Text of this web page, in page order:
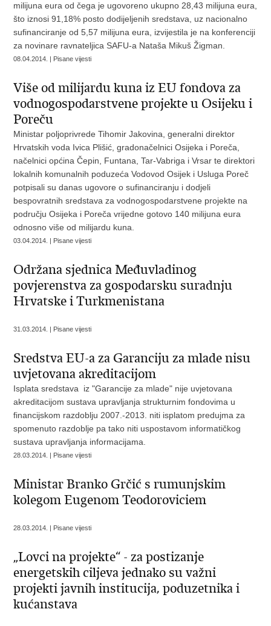
milijuna eura od čega je ugovoreno ukupno 28,43 milijuna eura,
što iznosi 91,18% posto dodijeljenih sredstava, uz nacionalno
sufinanciranje od 5,57 milijuna eura, izvijestila je na konferenciji
za novinare ravnateljica SAFU-a Nataša Mikuš Žigman.
08.04.2014. | Pisane vijesti
Više od milijardu kuna iz EU fondova za
vodnogospodarstvene projekte u Osijeku i
Poreču
Ministar poljoprivrede Tihomir Jakovina, generalni direktor
Hrvatskih voda Ivica Plišić, gradonačelnici Osijeka i Poreča,
načelnici općina Čepin, Funtana, Tar-Vabriga i Vrsar te direktori
lokalnih komunalnih poduzeća Vodovod Osijek i Usluga Poreč
potpisali su danas ugovore o sufinanciranju i dodjeli
bespovratnih sredstava za vodnogospodarstvene projekte na
području Osijeka i Poreča vrijedne gotovo 140 milijuna eura
odnosno više od milijardu kuna.
03.04.2014. | Pisane vijesti
Održana sjednica Međuvladinog
povjerenstva za gospodarsku suradnju
Hrvatske i Turkmenistana
31.03.2014. | Pisane vijesti
Sredstva EU-a za Garanciju za mlade nisu
uvjetovana akreditacijom
Isplata sredstava iz "Garancije za mlade" nije uvjetovana
akreditacijom sustava upravljanja strukturnim fondovima u
financijskom razdoblju 2007.-2013. niti isplatom predujma za
spomenuto razdoblje pa tako niti uspostavom informatičkog
sustava upravljanja informacijama.
28.03.2014. | Pisane vijesti
Ministar Branko Grčić s rumunjskim
kolegom Eugenom Teodoroviciem
28.03.2014. | Pisane vijesti
„Lovci na projekte“ - za postizanje
energetskih ciljeva jednako su važni
projekti javnih institucija, poduzetnika i
kućanstava